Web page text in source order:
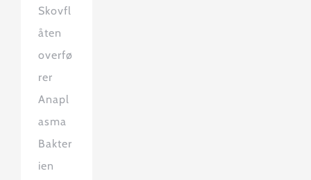
Skovfl
åten
overfø
rer
Anapl
asma
Bakter
ien